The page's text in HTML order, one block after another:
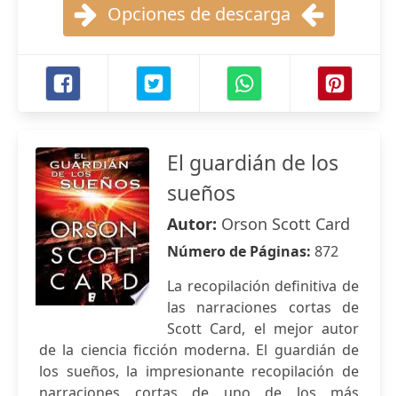
Opciones de descarga
El guardián de los
sueños
Autor: Orson Scott Card
Número de Páginas: 872
La recopilación definitiva de
las narraciones cortas de
Scott Card, el mejor autor
de la ciencia ficción moderna. El guardián de
los sueños, la impresionante recopilación de